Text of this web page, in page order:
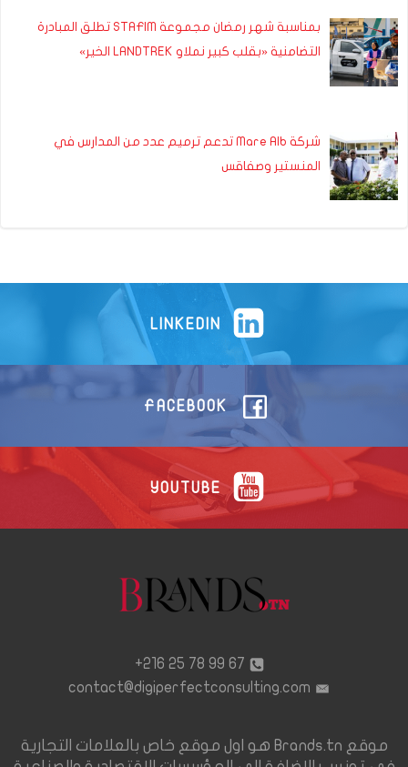
بمناسبة شهر رمضان مجموعة STAFIM تطلق المبادرة
التضامنية «بقلب كبير نملاو LANDTREK الخير»
شركة Mare Alb تدعم ترميم عدد من المدارس في
المنستير وصفاقس
LINKEDIN
FACEBOOK
YOUTUBE
67 99 78 25 216+
contact@digiperfectconsulting.com
موقع Brands.tn هو اول موقع خاص بالعلامات التجارية